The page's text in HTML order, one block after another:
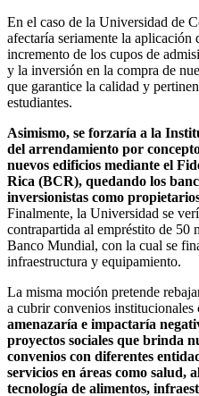
En el caso de la Universidad de
afectaría seriamente la aplicación
incremento de los cupos de
y la inversión en la compra de
que garantice la calidad y
estudiantes.
Asimismo, se forzaría a la
del arrendamiento por
nuevos edificios mediante el
Rica (BCR), quedando los
inversionistas como
Finalmente, la Universidad se
contrapartida al empréstito de 50
Banco Mundial, con la cual se
infraestructura y equipamiento.
La misma moción pretende
a cubrir convenios
amenazaría e impactaría
proyectos sociales que brinda
convenios con diferentes
servicios en áreas como salud,
tecnología de alimentos,